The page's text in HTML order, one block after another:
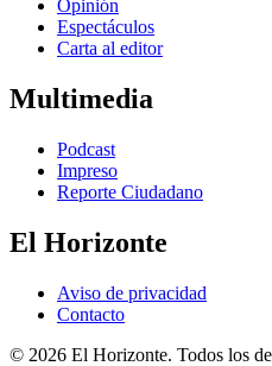
Opinión
Espectáculos
Carta al editor
Multimedia
Podcast
Impreso
Reporte Ciudadano
El Horizonte
Aviso de privacidad
Contacto
© 2026 El Horizonte. Todos los